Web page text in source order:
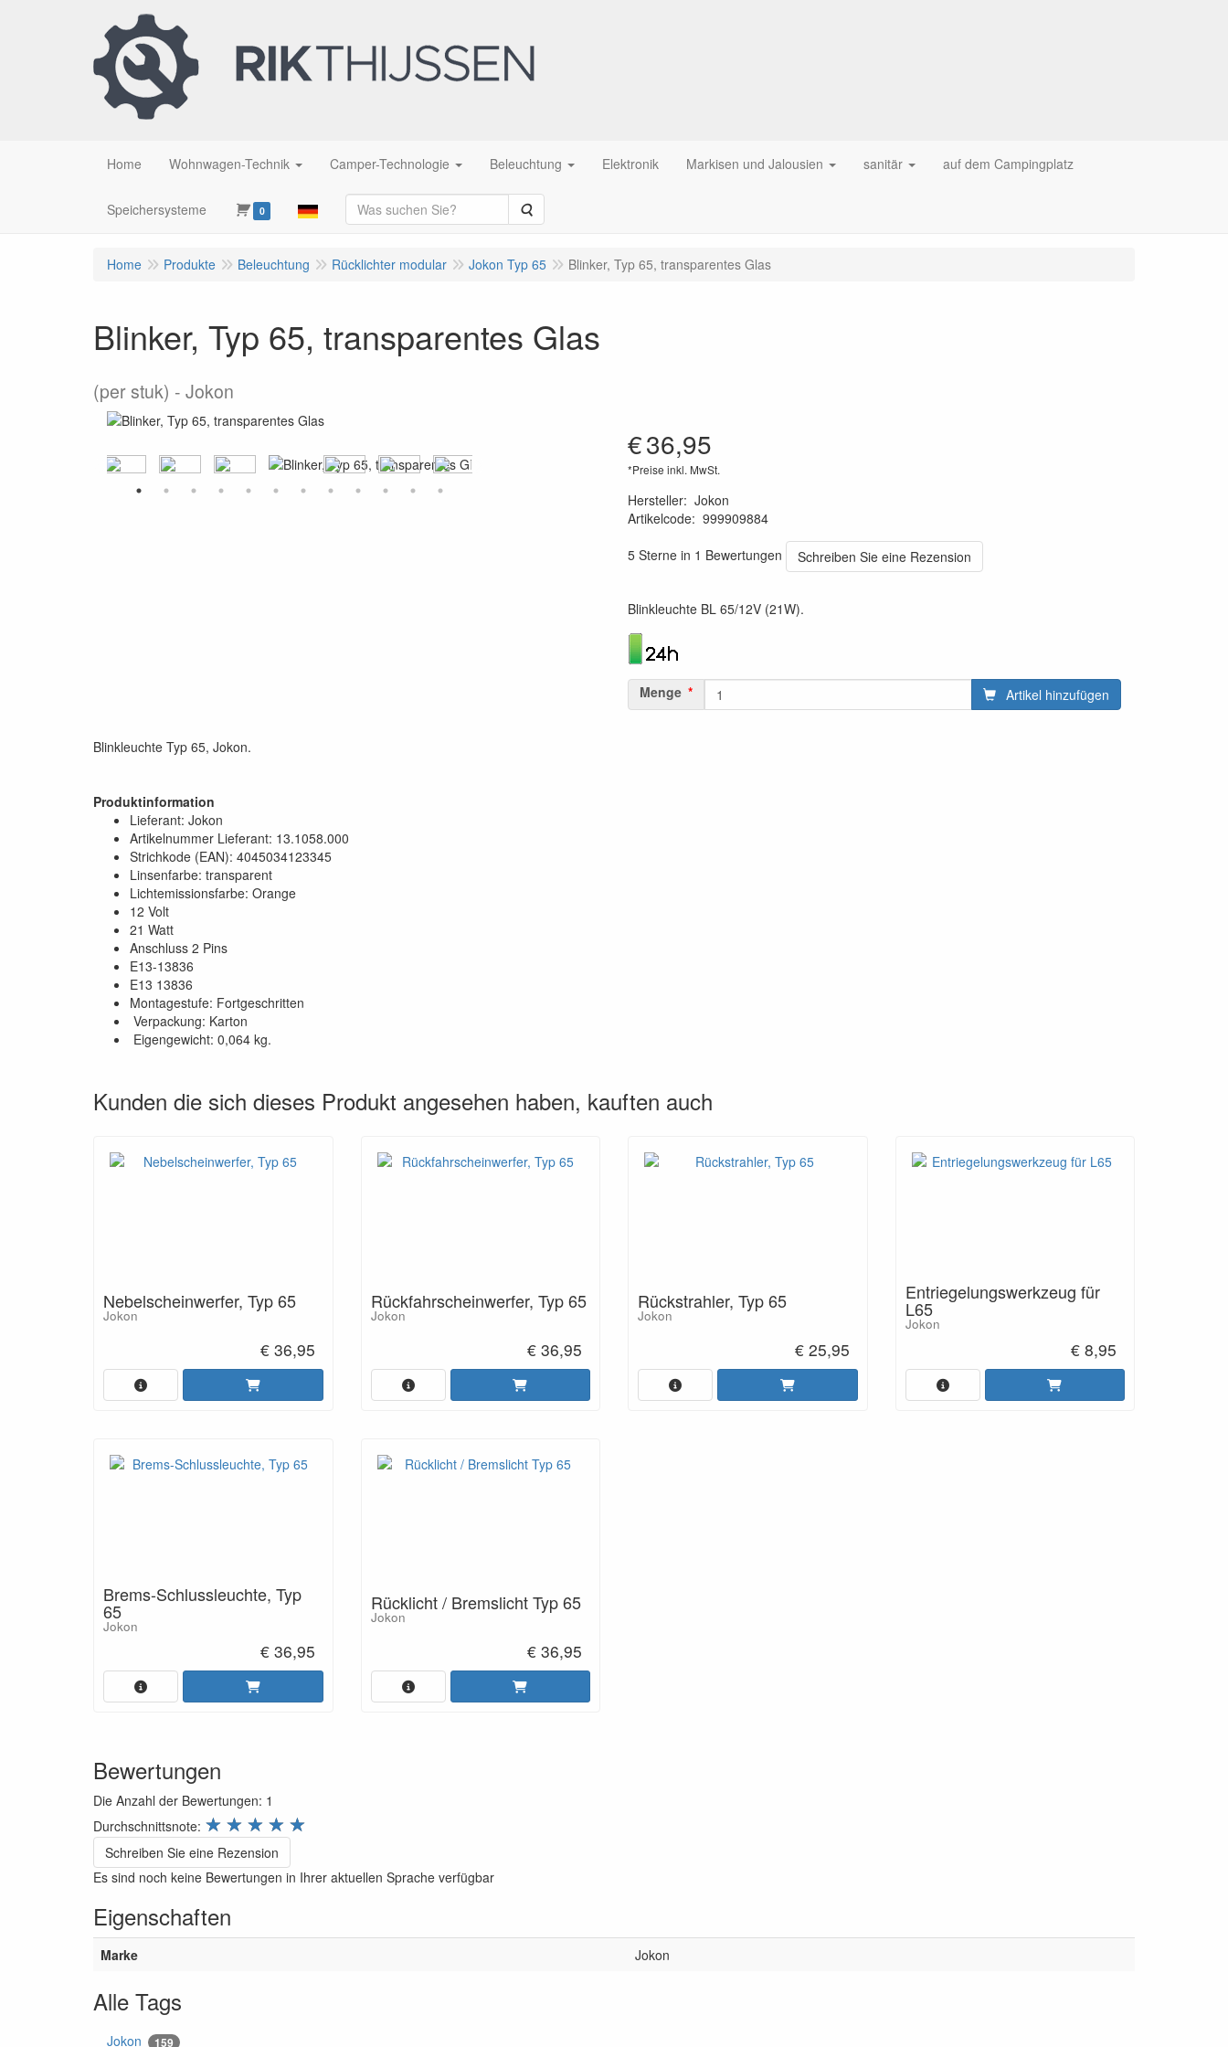
Home Wohnwagen-Technik Camper-Technologie Beleuchtung Elektronik Markisen und Jalousien sanitär auf dem Campingplatz
Speichersysteme 0 Suche
Home Produkte Beleuchtung Rücklichter modular Jokon Typ 65 Blinker, Typ 65, transparentes Glas
Blinker, Typ 65, transparentes Glas
(per stuk) Jokon
€36,95
*Preise inkl. MwSt.
Hersteller: Jokon
Artikelcode: 999909884
5 Sterne in 1 Bewertungen
Schreiben Sie eine Rezension
Blinkleuchte BL 65/12V (21W).
Menge Artikel hinzufügen
Blinkleuchte Typ 65, Jokon.
Produktinformation
Lieferant: Jokon
Artikelnummer Lieferant: 13.1058.000
Strichkode (EAN): 4045034123345
Linsenfarbe: transparent
Lichtemissionsfarbe: Orange
12 Volt
21 Watt
Anschluss 2 Pins
E13-13836
E13 13836
Montagestufe: Fortgeschritten
Verpackung: Karton
Eigengewicht: 0,064 kg.
Kunden die sich dieses Produkt angesehen haben, kauften auch
Nebelscheinwerfer, Typ 65
Jokon
€ 36,95
Rückfahrscheinwerfer, Typ 65
Jokon
€ 36,95
Rückstrahler, Typ 65
Jokon
€ 25,95
Entriegelungswerkzeug für
L65
Jokon
€ 8,95
Brems-Schlussleuchte, Typ
65
Jokon
€ 36,95
Rücklicht / Bremslicht Typ 65
Jokon
€ 36,95
Bewertungen
Die Anzahl der Bewertungen: 1
Durchschnittsnote: review.stars ☆
☆
☆
☆
☆
Schreiben Sie eine Rezension
Es sind noch keine Bewertungen in Ihrer aktuellen Sprache verfügbar
Eigenschaften
Marke Jokon
Alle Tags
Jokon 159